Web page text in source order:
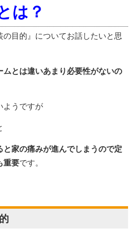
は？
の目的』についてお話したいと思
ムとは違いあまり必要性がないの
ようですが
家の痛みが進んでしまうので定
重要です。